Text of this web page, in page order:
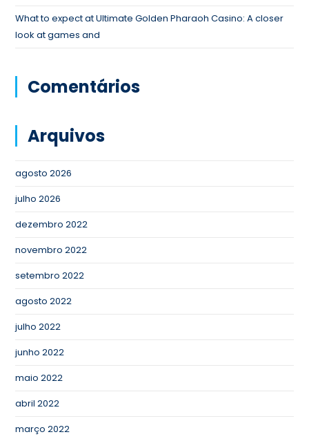
What to expect at Ultimate Golden Pharaoh Casino: A closer
look at games and
Comentários
Arquivos
agosto 2026
julho 2026
dezembro 2022
novembro 2022
setembro 2022
agosto 2022
julho 2022
junho 2022
maio 2022
abril 2022
março 2022